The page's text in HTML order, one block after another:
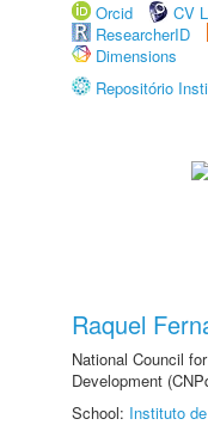
Orcid
CV
ResearcherID
Dimensions
Repositório
Raquel
National Council
Development
School: Instituto